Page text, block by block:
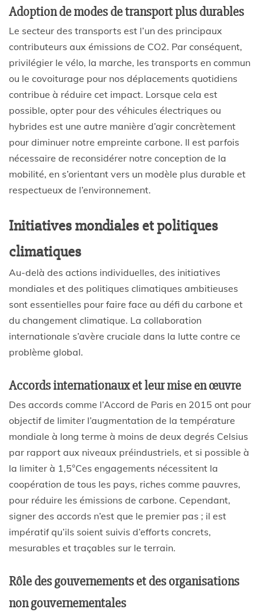
Adoption de modes de transport plus durables
Le secteur des transports est l’un des principaux
contributeurs aux émissions de CO2. Par conséquent,
privilégier le vélo, la marche, les transports en commun
ou le covoiturage pour nos déplacements quotidiens
contribue à réduire cet impact. Lorsque cela est
possible, opter pour des véhicules électriques ou
hybrides est une autre manière d’agir concrètement
pour diminuer notre empreinte carbone. Il est parfois
nécessaire de reconsidérer notre conception de la
mobilité, en s’orientant vers un modèle plus durable et
respectueux de l’environnement.
Initiatives mondiales et politiques
climatiques
Au-delà des actions individuelles, des initiatives
mondiales et des politiques climatiques ambitieuses
sont essentielles pour faire face au défi du carbone et
du changement climatique. La collaboration
internationale s’avère cruciale dans la lutte contre ce
problème global.
Accords internationaux et leur mise en œuvre
Des accords comme l’Accord de Paris en 2015 ont pour
objectif de limiter l’augmentation de la température
mondiale à long terme à moins de deux degrés Celsius
par rapport aux niveaux préindustriels, et si possible à
la limiter à 1,5°Ces engagements nécessitent la
coopération de tous les pays, riches comme pauvres,
pour réduire les émissions de carbone. Cependant,
signer des accords n’est que le premier pas ; il est
impératif qu’ils soient suivis d’efforts concrets,
mesurables et traçables sur le terrain.
Rôle des gouvernements et des organisations
non gouvernementales